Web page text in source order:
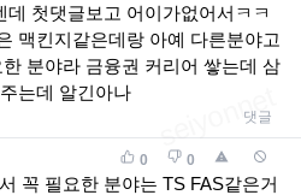
데 첫댓글보고 어이가없어서ㅋㅋ
맥킨지같은데랑 아예 다른분야고
분야라 금융권 커리어 쌓는데 삼
는데 알긴아나
댓글
0 0
꼭 필요한 분야는 TS FAS같은거